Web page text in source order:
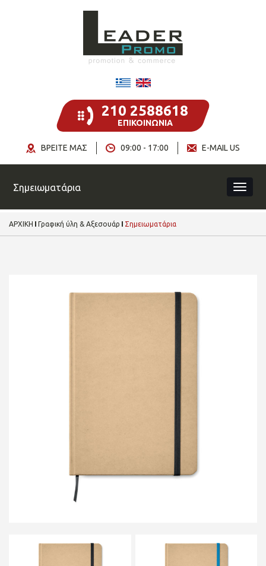
210 2588618
ΕΠΙΚΟΙΝΩΝΙΑ
E-MAIL US
09:00 - 17:00
ΒΡΕΙΤΕ ΜΑΣ
Σημειωματάρια
ΑΡΧΙΚΗ Γραφική ύλη & Αξεσουάρ Σημειωματάρια